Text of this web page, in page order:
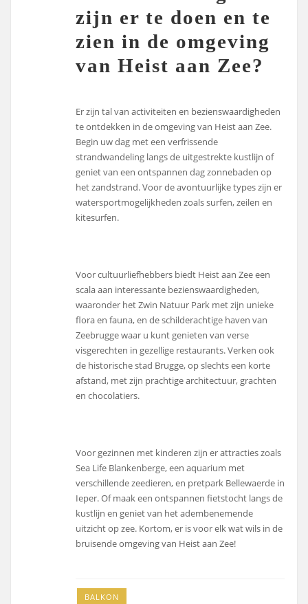
zijn er te doen en te
zien in de omgeving
van Heist aan Zee?
Er zijn tal van activiteiten en bezienswaardigheden
te ontdekken in de omgeving van Heist aan Zee.
Begin uw dag met een verfrissende
strandwandeling langs de uitgestrekte kustlijn of
geniet van een ontspannen dag zonnebaden op
het zandstrand. Voor de avontuurlijke types zijn er
watersportmogelijkheden zoals surfen, zeilen en
kitesurfen.
Voor cultuurliefhebbers biedt Heist aan Zee een
scala aan interessante bezienswaardigheden,
waaronder het Zwin Natuur Park met zijn unieke
flora en fauna, en de schilderachtige haven van
Zeebrugge waar u kunt genieten van verse
visgerechten in gezellige restaurants. Verken ook
de historische stad Brugge, op slechts een korte
afstand, met zijn prachtige architectuur, grachten
en chocolatiers.
Voor gezinnen met kinderen zijn er attracties zoals
Sea Life Blankenberge, een aquarium met
verschillende zeedieren, en pretpark Bellewaerde in
Ieper. Of maak een ontspannen fietstocht langs de
kustlijn en geniet van het adembenemende
uitzicht op zee. Kortom, er is voor elk wat wils in de
bruisende omgeving van Heist aan Zee!
BALKON